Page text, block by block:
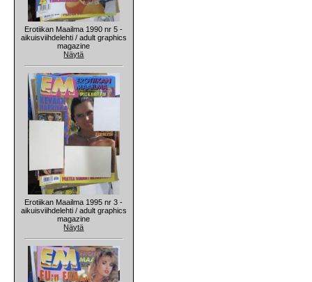
Erotiikan Maailma 1990 nr 5 -
aikuisviihdelehti / adult graphics
magazine
Näytä
Erotiikan Maailma 1995 nr 3 -
aikuisviihdelehti / adult graphics
magazine
Näytä